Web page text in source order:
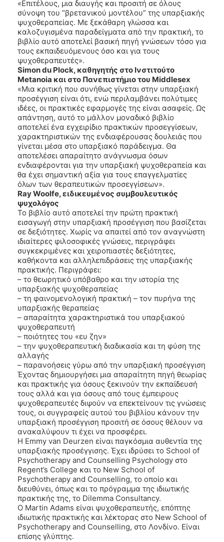
«Επιτέλους, μια διαυγής και προσιτή σε όλους
σύνοψη του “βρετανικού μοντέλου” της υπαρξιακής
ψυχοθεραπείας. Με ξεκάθαρη γλώσσα και
καλοζυγισμένα παραδείγματα από την πρακτική, το
βιβλίο αυτό αποτελεί βασική πηγή γνώσεων τόσο για
τους εκπαιδευόμενους όσο και για τους
ψυχοθεραπευτές».
Simon du Plock, καθηγητής στο Ινστιτούτο
Metanoia και στο Πανεπιστήμιο του Middlesex
«Μια κριτική που συνήθως γίνεται στην υπαρξιακή
προσέγγιση είναι ότι, ενώ περιλαμβάνει πολύτιμες
ιδέες, οι πρακτικές εφαρμογές της είναι ασαφείς. Ως
απάντηση, αυτό το μάλλον μοναδικό βιβλίο
αποτελεί ένα εγχειρίδιο πρακτικών προσεγγίσεων,
χαρακτηριστικών της ενδιαφέρουσας δουλειάς που
γίνεται μέσα στο υπαρξιακό παράδειγμα. Θα
αποτελέσει απαραίτητο ανάγνωσμα όσων
ενδιαφέρονται για την υπαρξιακή ψυχοθεραπεία και
θα έχει σημαντική αξία για τους επαγγελματίες
όλων των θεραπευτικών προσεγγίσεων».
Ray Woolfe, ειδικευμένος συμβουλευτικός
ψυχολόγος
Το βιβλίο αυτό αποτελεί την πρώτη πρακτική
εισαγωγή στην υπαρξιακή προσέγγιση που βασίζεται
σε δεξιότητες. Χωρίς να απαιτεί από τον αναγνώστη
ιδιαίτερες φιλοσοφικές γνώσεις, περιγράφει
συγκεκριμένες και χειροπιαστές δεξιότητες,
καθήκοντα και αλληλεπιδράσεις της υπαρξιακής
πρακτικής. Περιγράφει:
– το θεωρητικό υπόβαθρο και την ιστορία της
υπαρξιακής ψυχοθεραπείας
– τη φαινομενολογική πρακτική – τον πυρήνα της
υπαρξιακής θεραπείας
– απαραίτητα χαρακτηριστικά του υπαρξιακού
ψυχοθεραπευτή
– ποιότητες του «ευ ζην»
– την ψυχοθεραπευτική διαδικασία και τη φύση της
αλλαγής
– παρανοήσεις γύρω από την υπαρξιακή προσέγγιση
Έχοντας δημιουργήσει μια απαραίτητη πηγή θεωρίας
και πρακτικής για όσους ξεκινούν την εκπαίδευσή
τους αλλά και για όσους από τους έμπειρους
ψυχοθεραπευτές διψούν να επεκτείνουν τις γνώσεις
τους, οι συγγραφείς αυτού του βιβλίου κάνουν την
υπαρξιακή προσέγγιση προσιτή σε όσους θέλουν να
ανακαλύψουν τι έχει να προσφέρει.
Η Emmy van Deurzen είναι παγκόσμια αυθεντία της
υπαρξιακής προσέγγισης. Έχει ιδρύσει το School of
Psychotherapy and Counselling Psychology στο
Regent’s College και το New School of
Psychotherapy and Counselling, το οποίο και
διευθύνει, όπως και το πρόγραμμα της ιδιωτικής
πρακτικής της, το Dilemma Consultancy.
Ο Martin Adams είναι ψυχοθεραπευτής, επόπτης
ιδιωτικής πρακτικής και λέκτορας στο New School of
Psychotherapy and Counselling, στο Λονδίνο. Είναι
επίσης γλύπτης.